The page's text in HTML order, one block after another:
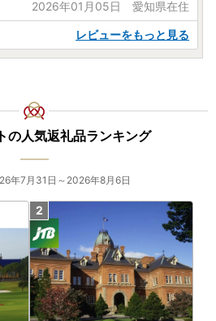
2026年01月05日 愛知県在住
レビューをもっと見る
の人気返礼品ランキング
年7月31日～2026年8月6日